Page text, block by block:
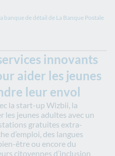
banque de détail de La Banque Postale
innovants
aider les jeunes
leur envol
la start-up Wizbii, la
les jeunes adultes avec un
gratuites extra-
d’emploi, des langues
être ou encore du
citoyennes d’inclusion